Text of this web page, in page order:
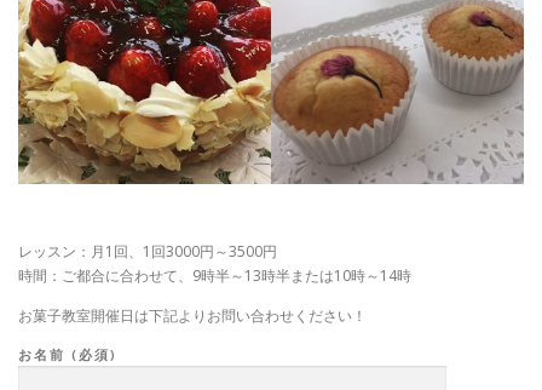
レッスン：月1回、1回3000円～3500円
時間：ご都合に合わせて、9時半～13時半または10時～14時
お菓子教室開催日は下記よりお問い合わせください！
お名前 (必須)